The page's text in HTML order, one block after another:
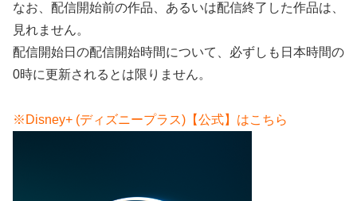
なお、配信開始前の作品、あるいは配信終了した作品は、
見れません。
配信開始日の配信開始時間について、必ずしも日本時間の
0時に更新されるとは限りません。
※Disney+ (ディズニープラス)【公式】はこちら